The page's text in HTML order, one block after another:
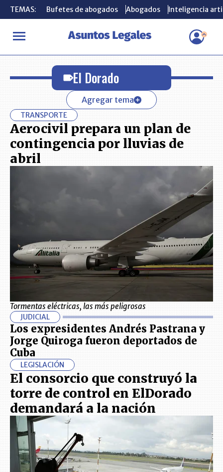
TEMAS: Bufetes de abogados Abogados Inteligencia
INICIO El Dorado
TEMAS: Bufetes de abogados Abogados Inteligencia
El Dorado
Agregar tema
TRANSPORTE
Aerocivil prepara un plan de
contingencia por lluvias de
abril
Tormentas eléctricas, las más peligrosas
JUDICIAL
Los expresidentes Andrés Pastrana y
Jorge Quiroga fueron deportados de
Cuba
LEGISLACIÓN
El consorcio que construyó la
torre de control en ElDorado
demandará a la nación